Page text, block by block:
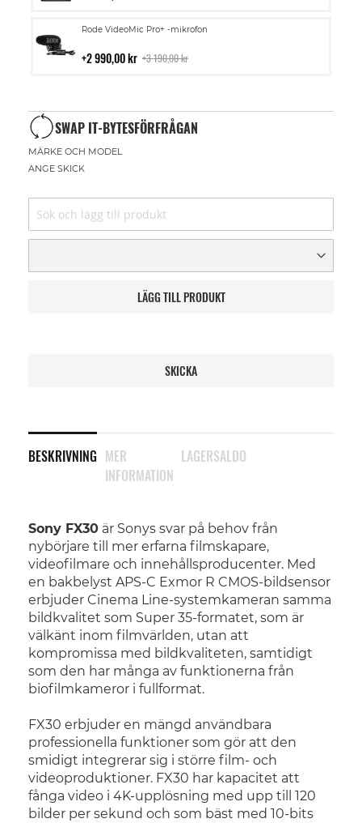
Rode VideoMic Pro+ -mikrofon
2 990,00 kr 3 190,00 kr
Lägg
i
SWAP IT-BYTESFÖRFRÅGAN
MÄRKE OCH MODEL
ANGE SKICK
LÄGG TILL PRODUKT
SKICKA
BESKRIVNING
Sony FX30 är Sonys svar på behov från
nybörjare till mer erfarna filmskapare,
videofilmare och innehållsproducenter. Med
en bakbelyst APS-C Exmor R CMOS-bildsensor
erbjuder Cinema Line-systemkameran samma
bildkvalitet som Super 35-formatet, som är
välkänt inom filmvärlden, utan att
kompromissa med bildkvaliteten, samtidigt
som den har många av funktionerna från
biofilmkameror i fullformat.
FX30 erbjuder en mängd användbara
professionella funktioner som gör att den
smidigt integrerar sig i större film- och
videoproduktioner. FX30 har kapacitet att
fånga video i 4K-upplösning med upp till 120
bilder per sekund och som bäst med 10-bits
MER
INFORMATION
LAGERSALDO